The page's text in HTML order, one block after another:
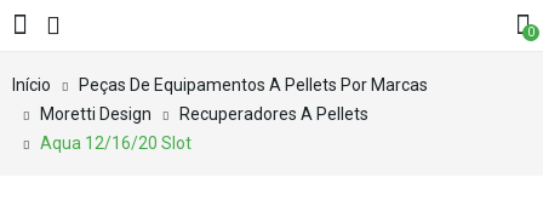
0
Início
Peças De Equipamentos A Pellets Por Marcas
Moretti Design
Recuperadores A Pellets
Aqua 12/16/20 Slot